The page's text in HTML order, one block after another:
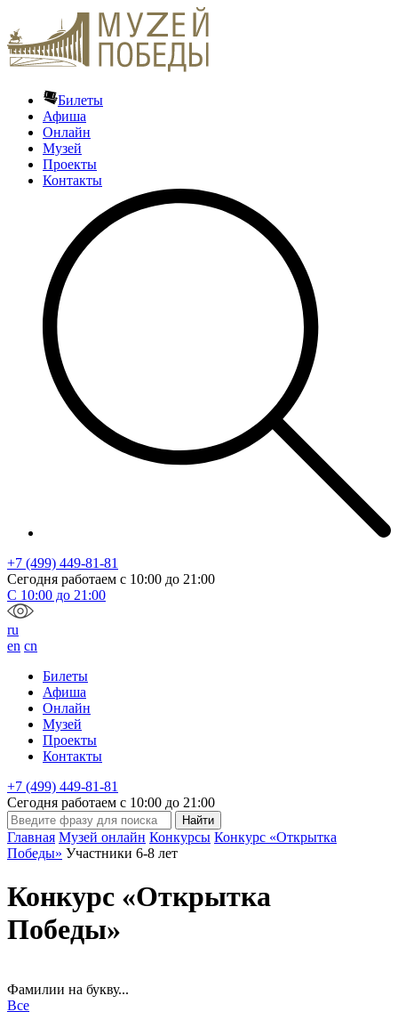
Билеты
Афиша
Онлайн
Музей
Проекты
Контакты
+7 (499) 449-81-81
Сегодня работаем с 10:00 до 21:00
С 10:00 до 21:00
ru
en cn
Билеты
Афиша
Онлайн
Музей
Проекты
Контакты
+7 (499) 449-81-81
Сегодня работаем с 10:00 до 21:00
Главная Музей онлайн Конкурсы Конкурс «Открытка
Победы» Участники 6-8 лет
Конкурс «Открытка
Победы»
Фамилии на букву...
Все